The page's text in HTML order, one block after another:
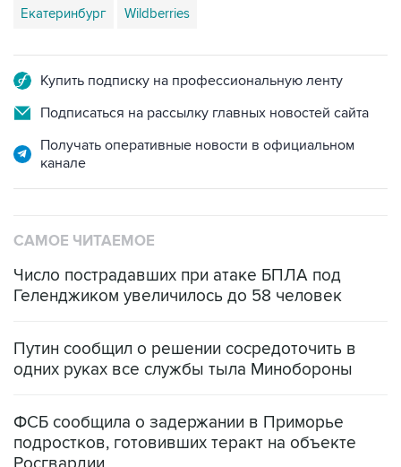
Подписаться на рассылку главных новостей сайта
Получать оперативные новости в официальном
Число пострадавших при атаке БПЛА под
Путин сообщил о решении сосредоточить в
ФСБ сообщила о задержании в Приморье
Росгвардии